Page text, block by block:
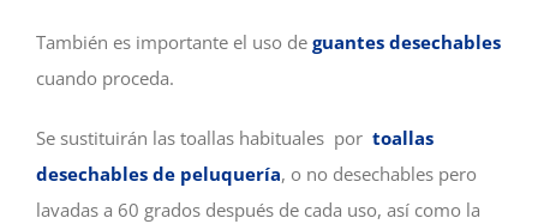
También es importante el uso de guantes desechables
cuando proceda.
Se sustituirán las toallas habituales por toallas
desechables de peluquería, o no desechables pero
lavadas a 60 grados después de cada uso, así como la